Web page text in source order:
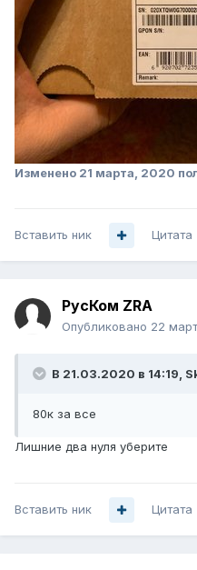
Изменено 21 марта, 2020
Вставить ник Цитата
РусКом ZRA
Опубликовано 22
В 21.03.2020 в 14:19,
80к за все
Лишние два нуля уберите
Вставить ник Цитата